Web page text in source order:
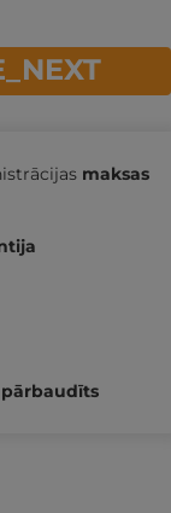
maksas
pārbaudīts